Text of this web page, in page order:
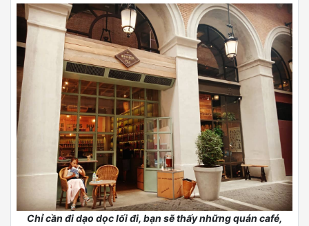
Chỉ cần đi dạo dọc lối đi, bạn sẽ thấy những quán café,